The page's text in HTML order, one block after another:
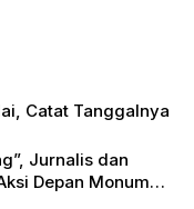
Catat Tanggalnya
Jurnalis dan
Depan Monumen